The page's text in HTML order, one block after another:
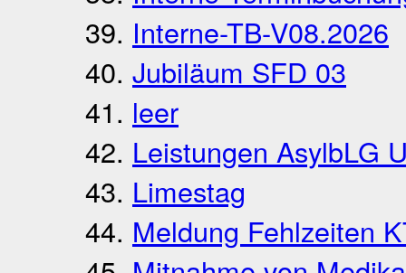
Interne-TB-V08.2026
Jubiläum SFD 03
leer
Leistungen AsylbLG
Limestag
Meldung Fehlzeiten